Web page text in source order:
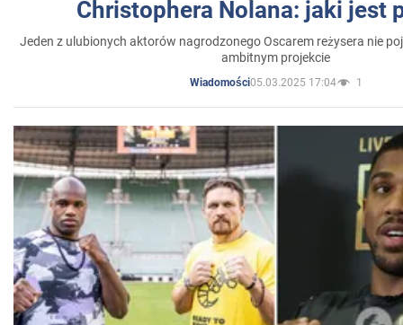
Christophera Nolana: jaki jest
Jeden z ulubionych aktorów nagrodzonego Oscarem reżysera nie
ambitnym projekcie
Wiadomości05.03.2025 17:04 1